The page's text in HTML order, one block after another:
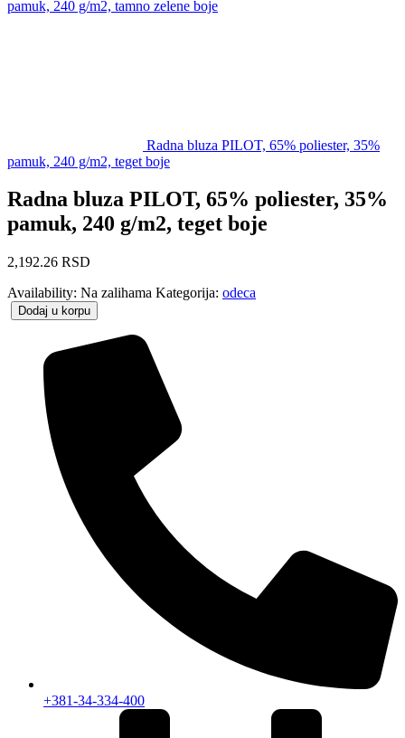
pamuk, 240 g/m2, tamno zelene boje
Radna bluza PILOT, 65% poliester, 35%
pamuk, 240 g/m2, teget boje
Radna bluza PILOT, 65% poliester, 35%
pamuk, 240 g/m2, teget boje
2,192.26 RSD
Availability: Na zalihama Kategorija: odeca
Dodaj u korpu
+381-34-334-400